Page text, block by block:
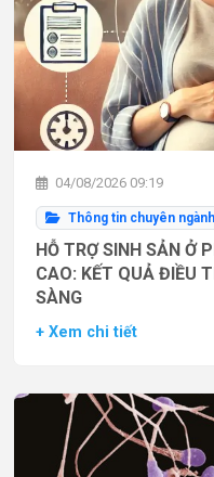
04/08/2026 09:19
Thông tin chuyên ngành
HỖ TRỢ SINH SẢN Ở
CAO: KẾT QUẢ ĐIỀU
SÀNG
+ Xem chi tiết